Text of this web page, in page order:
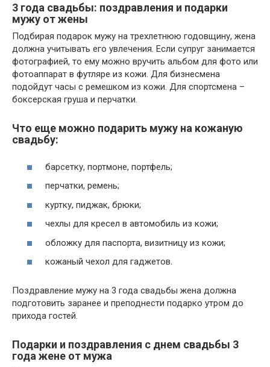
3 года свадьбы: поздравления и подарки
мужу от жены
Подбирая подарок мужу на трехлетнюю годовщину, жена
должна учитывать его увлечения. Если супруг занимается
фотографией, то ему можно вручить альбом для фото или
фотоаппарат в футляре из кожи. Для бизнесмена
подойдут часы с ремешком из кожи. Для спортсмена –
боксерская груша и перчатки.
Что еще можно подарить мужу на кожаную
свадьбу:
барсетку, портмоне, портфель;
перчатки, ремень;
куртку, пиджак, брюки;
чехлы для кресел в автомобиль из кожи;
обложку для паспорта, визитницу из кожи;
кожаный чехол для гаджетов.
Поздравление мужу на 3 года свадьбы жена должна
подготовить заранее и преподнести подарко утром до
прихода гостей.
Подарки и поздравления с днем свадьбы 3
года жене от мужа